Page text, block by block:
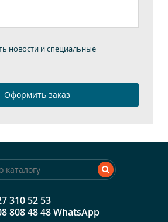
новости и специальные
310 52 53
808 48 48 WhatsApp